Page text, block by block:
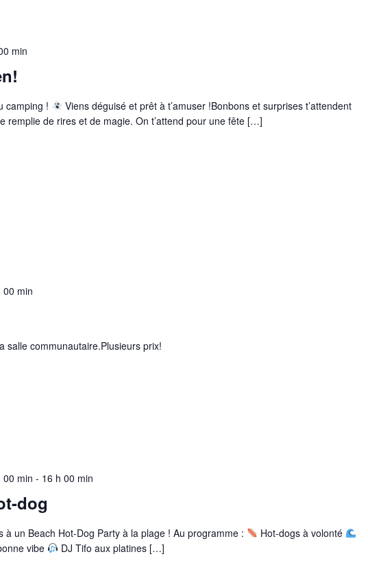
min
camping !
Viens déguisé et prêt à t’amuser !Bonbons et surprises t’attendent
remplie de rires et de magie. On t’attend pour une fête […]
00 min
salle communautaire.Plusieurs prix!
00 min - 16 h 00 min
dog
à un Beach Hot-Dog Party à la plage ! Au programme :
Hot-dogs à volonté
vibe
DJ Tifo aux platines […]